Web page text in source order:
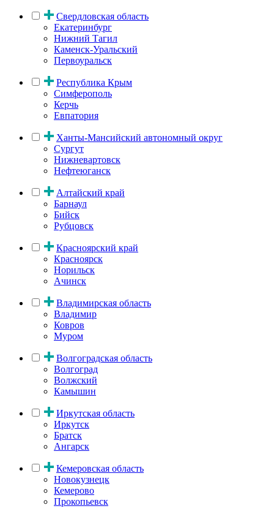
Свердловская область
Екатеринбург
Нижний Тагил
Каменск-Уральский
Первоуральск
Республика Крым
Симферополь
Керчь
Евпатория
Ханты-Мансийский автономный округ
Сургут
Нижневартовск
Нефтеюганск
Алтайский край
Барнаул
Бийск
Рубцовск
Красноярский край
Красноярск
Норильск
Ачинск
Владимирская область
Владимир
Ковров
Муром
Волгоградская область
Волгоград
Волжский
Камышин
Иркутская область
Иркутск
Братск
Ангарск
Кемеровская область
Новокузнецк
Кемерово
Прокопьевск